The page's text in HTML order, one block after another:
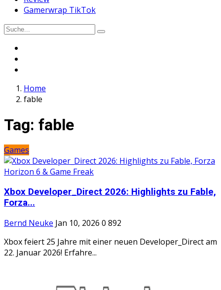
Gamerwrap TikTok
Home
fable
Tag: fable
Games
Xbox Developer_Direct 2026: Highlights zu Fable,
Forza...
Bernd Neuke Jan 10, 2026 0 892
Xbox feiert 25 Jahre mit einer neuen Developer_Direct am
22. Januar 2026! Erfahre...